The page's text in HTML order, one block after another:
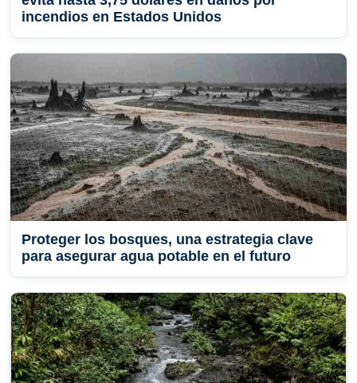
incendios en Estados Unidos
Proteger los bosques, una estrategia clave
para asegurar agua potable en el futuro